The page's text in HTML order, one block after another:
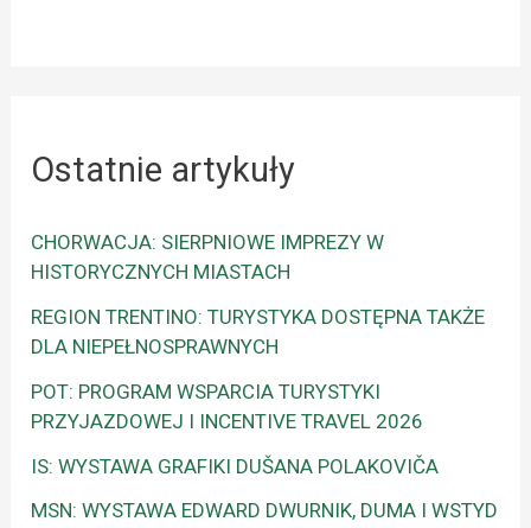
Ostatnie artykuły
CHORWACJA: SIERPNIOWE IMPREZY W
HISTORYCZNYCH MIASTACH
REGION TRENTINO: TURYSTYKA DOSTĘPNA TAKŻE
DLA NIEPEŁNOSPRAWNYCH
POT: PROGRAM WSPARCIA TURYSTYKI
PRZYJAZDOWEJ I INCENTIVE TRAVEL 2026
IS: WYSTAWA GRAFIKI DUŠANA POLAKOVIČA
MSN: WYSTAWA EDWARD DWURNIK, DUMA I WSTYD